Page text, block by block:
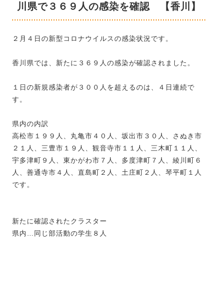
川県で３６９人の感染を確認 【香川】
２月４日の新型コロナウイルスの感染状況です。
香川県では、新たに３６９人の感染が確認されました。
１日の新規感染者が３００人を超えるのは、４日連続で
す。
県内の内訳
高松市１９９人、丸亀市４０人、坂出市３０人、さぬき市
２１人、三豊市１９人、観音寺市１１人、三木町１１人、
宇多津町９人、東かがわ市７人、多度津町７人、綾川町６
人、善通寺市４人、直島町２人、土庄町２人、琴平町１人
です。
新たに確認されたクラスター
県内…同じ部活動の学生８人